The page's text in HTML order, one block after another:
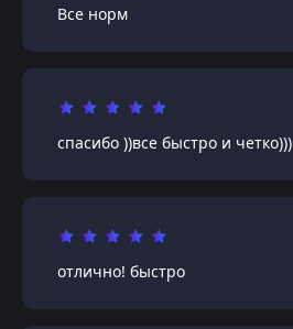
Все норм
спасибо ))все быстро и четко)))
отлично! быстро